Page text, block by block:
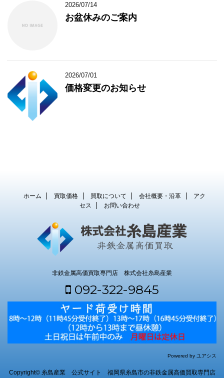
2026/07/14
お盆休みのご案内
2026/07/01
価格変更のお知らせ
ホーム 買取価格 買取について 会社概要・沿革
アク
セス
お問い合わせ
非鉄金属高価買取専門店 株式会社糸島産業
092-322-9845
Powered by ユアシス
Copyright© 糸島産業 公式サイト 福岡県糸島市の非鉄金属高価買取専門店